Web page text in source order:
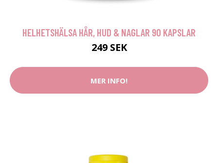
HELHETSHÄLSA HÅR, HUD & NAGLAR 90 KAPSLAR
249 SEK
MER INFO!